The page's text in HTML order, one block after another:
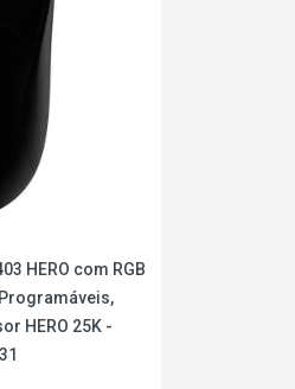
HERO com RGB
Programáveis,
HERO 25K -